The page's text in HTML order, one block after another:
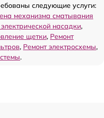
следующие услуги:
механизма сматывания
насадки,
щетки, Ремонт
, Ремонт электросхемы,
.